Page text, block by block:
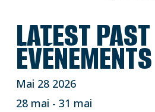
LATEST PAST
ÉVÉNEMENTS
Mai 28 2026
28 mai - 31 mai